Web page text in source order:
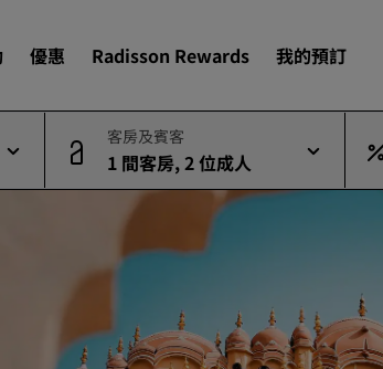
優惠 Radisson Rewards 我的預訂
尋找您的酒店
度假酒店
機場酒店
即將登場的全新酒店
客房及賓客
1 間客房, 2 位成人